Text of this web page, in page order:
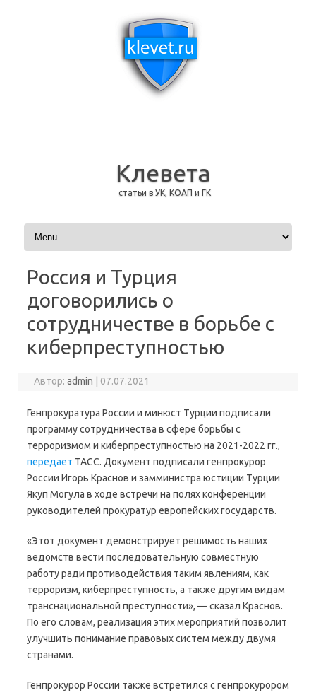
Клевета
статьи в УК, КОАП и ГК
Перейти к содержимому
Россия и Турция
договорились о
сотрудничестве в борьбе с
киберпреступностью
Автор:admin 07.07.2021
Генпрокуратура России и минюст Турции подписали
программу сотрудничества в сфере борьбы с
терроризмом и киберпреступностью на 2021-2022 гг.,
передает ТАСС. Документ подписали генпрокурор
России Игорь Краснов и замминистра юстиции Турции
Якуп Могула в ходе встречи на полях конференции
руководителей прокуратур европейских государств.
«Этот документ демонстрирует решимость наших
ведомств вести последовательную совместную
работу ради противодействия таким явлениям, как
терроризм, киберпреступность, а также другим видам
транснациональной преступности», — сказал Краснов.
По его словам, реализация этих мероприятий позволит
улучшить понимание правовых систем между двумя
странами.
Генпрокурор России также встретился с генпрокурором